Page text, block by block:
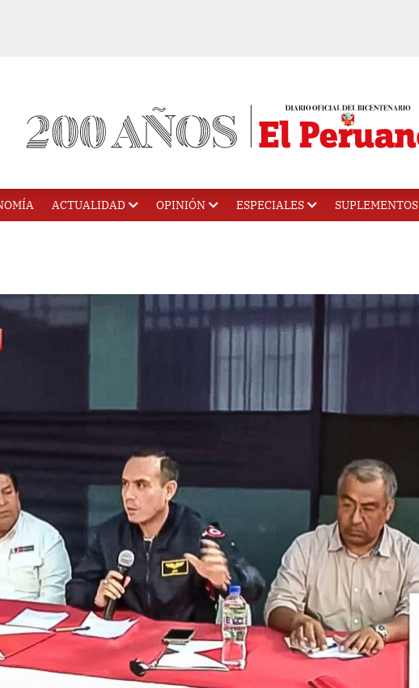
ACTUALIDAD OPINIÓN ESPECIALES SUPLEMENTOS